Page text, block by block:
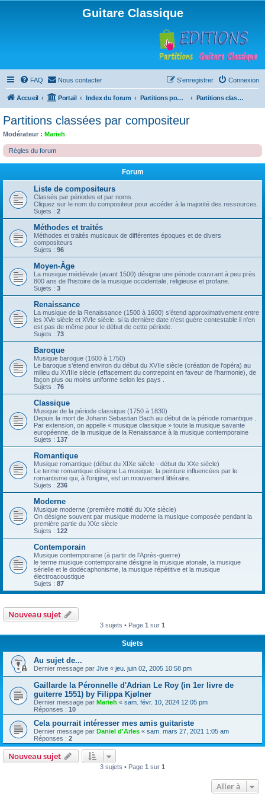
Guitare Classique
FAQ Nous contacter Connexion
S’enregistrer
Accueil Portail Index du forum Partitions pour guitare en libre téléchargement Partitions classées par compositeur
Partitions classées par compositeur
Modérateur : Marieh
Règles du forum
Forum
Liste de compositeurs
Classés par périodes et par noms.
Cliquez sur le nom du compositeur pour accéder à la majorité des ressources.
Sujets : 2
Méthodes et traités
Méthodes et traités musicaux de différentes époques et de divers
compositeurs
Sujets : 96
Moyen-Âge
La musique médiévale (avant 1500) désigne une période couvrant à peu près
800 ans de l'histoire de la musique occidentale, religieuse et profane.
Sujets : 3
Renaissance
La musique de la Renaissance (1500 à 1600) s’étend approximativement entre
les XVe siècle et XVIe siècle. si la dernière date n'est guère contestable il n'en
est pas de même pour le début de cette période.
Sujets : 73
Baroque
Musique baroque (1600 à 1750)
Le baroque s’étend environ du début du XVIIe siècle (création de l'opéra) au
milieu du XVIIIe siècle (effacement du contrepoint en faveur de l'harmonie), de
façon plus ou moins uniforme selon les pays .
Sujets : 76
Classique
Musique de la période classique (1750 à 1830)
Depuis la mort de Johann Sebastian Bach au début de la période romantique .
Par extension, on appelle « musique classique » toute la musique savante
européenne, de la musique de la Renaissance à la musique contemporaine
Sujets : 137
Romantique
Musique romantique (début du XIXe siècle - début du XXe siècle)
Le terme romantique désigne La musique, la peinture influencées par le
romantisme qui, à l'origine, est un mouvement littéraire.
Sujets : 236
Moderne
Musique moderne (première moitié du XXe siècle)
On désigne souvent par musique moderne la musique composée pendant la
première partie du XXe siècle
Sujets : 122
Contemporain
Musique contemporaine (à partir de l'Après-guerre)
le terme musique contemporaine désigne la musique atonale, la musique
sérielle et le dodécaphonisme, la musique répétitive et la musique
électroacoustique
Sujets : 87
Nouveau sujet
3 sujets • Page 1 sur 1
Sujets
Au sujet de...
Dernier message par Jive « jeu. juin 02, 2005 10:58 pm
Gaillarde la Péronnelle d'Adrian Le Roy (in 1er livre de
guiterre 1551) by Filippa Kjølner
Dernier message par Marieh « sam. févr. 10, 2024 12:05 pm
Réponses : 10
Cela pourrait intéresser mes amis guitariste
Dernier message par Daniel d'Arles « sam. mars 27, 2021 1:05 am
Réponses : 2
Nouveau sujet
3 sujets • Page 1 sur 1
Aller à